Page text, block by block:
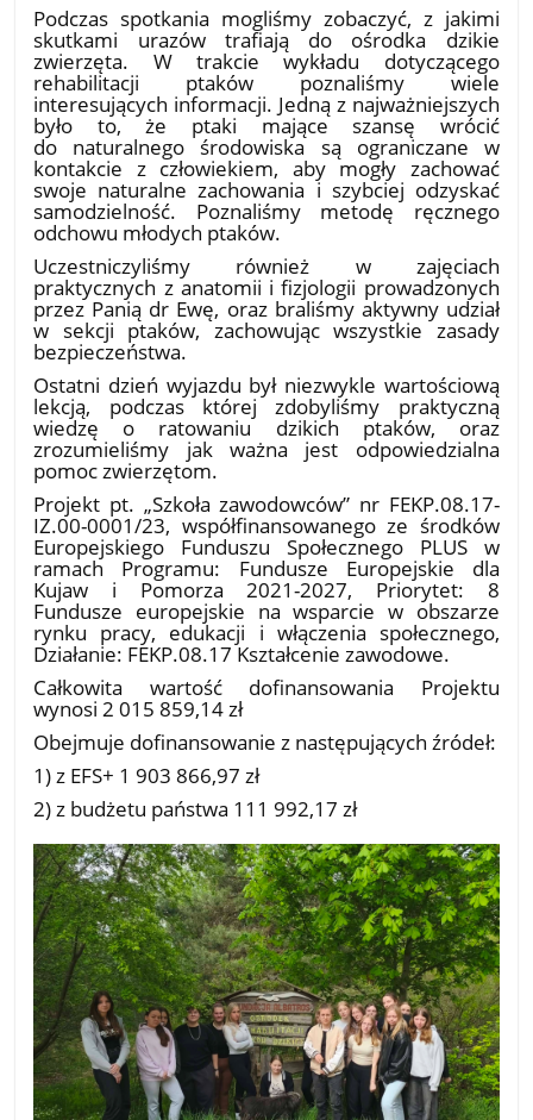
Podczas spotkania mogliśmy zobaczyć, z jakimi
skutkami urazów trafiają do ośrodka dzikie
zwierzęta. W trakcie wykładu dotyczącego
rehabilitacji ptaków poznaliśmy wiele
interesujących informacji. Jedną z najważniejszych
było to, że ptaki mające szansę wrócić
do naturalnego środowiska są ograniczane w
kontakcie z człowiekiem, aby mogły zachować
swoje naturalne zachowania i szybciej odzyskać
samodzielność. Poznaliśmy metodę ręcznego
odchowu młodych ptaków.
Uczestniczyliśmy również w zajęciach
praktycznych z anatomii i fizjologii prowadzonych
przez Panią dr Ewę, oraz braliśmy aktywny udział
w sekcji ptaków, zachowując wszystkie zasady
bezpieczeństwa.
Ostatni dzień wyjazdu był niezwykle wartościową
lekcją, podczas której zdobyliśmy praktyczną
wiedzę o ratowaniu dzikich ptaków, oraz
zrozumieliśmy jak ważna jest odpowiedzialna
pomoc zwierzętom.
Projekt pt. „Szkoła zawodowców” nr FEKP.08.17-
IZ.00-0001/23, współfinansowanego ze środków
Europejskiego Funduszu Społecznego PLUS w
ramach Programu: Fundusze Europejskie dla
Kujaw i Pomorza 2021-2027, Priorytet: 8
Fundusze europejskie na wsparcie w obszarze
rynku pracy, edukacji i włączenia społecznego,
Działanie: FEKP.08.17 Kształcenie zawodowe.
Całkowita wartość dofinansowania Projektu
wynosi 2 015 859,14 zł
Obejmuje dofinansowanie z następujących źródeł:
1) z EFS+ 1 903 866,97 zł
2) z budżetu państwa 111 992,17 zł